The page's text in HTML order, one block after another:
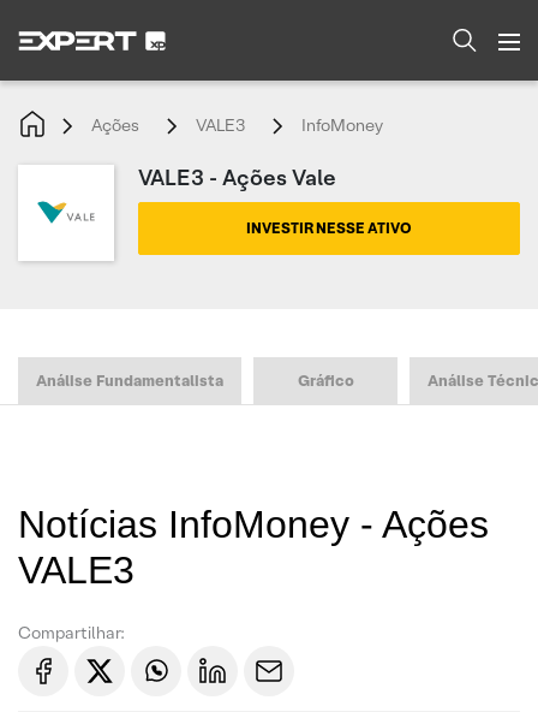
Ações VALE3 InfoMoney
VALE3 - Ações Vale
INVESTIR NESSE ATIVO
Análise Fundamentalista Gráfico Análise
Notícias InfoMoney - Ações
VALE3
Compartilhar: